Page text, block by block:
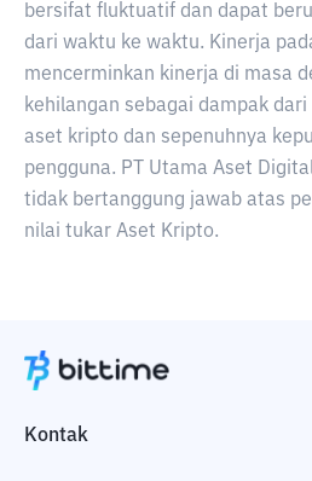
bersifat fluktuatif dan dapat
dari waktu ke waktu. Kinerja
mencerminkan kinerja di masa
kehilangan sebagai dampak
aset kripto dan sepenuhnya
pengguna. PT Utama Aset
tidak bertanggung jawab atas
nilai tukar Aset Kripto.
Kontak